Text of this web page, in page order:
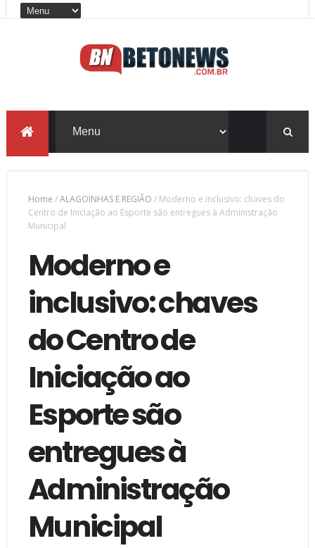
Home /ALAGOINHAS E REGIÃO / Moderno e inclusivo: chaves do
Centro de Iniciação ao Esporte são entregues à Administração
Municipal
Moderno e
inclusivo: chaves
do Centro de
Iniciação ao
Esporte são
entregues à
Administração
Municipal